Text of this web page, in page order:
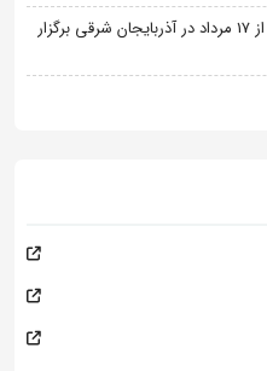
اردوی تیم ملی کشتی ساحلی نوجوانان از 17 مرداد در آذربایجان شرقی برگزار